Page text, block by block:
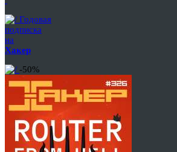
Годовая
подписка
на
Хакер
-50%